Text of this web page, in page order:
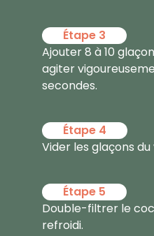
Étape 3
Ajouter 8 à 10
agiter
secondes.
Étape 4
Vider les glaçons
Étape 5
Double-filtrer le
refroidi.